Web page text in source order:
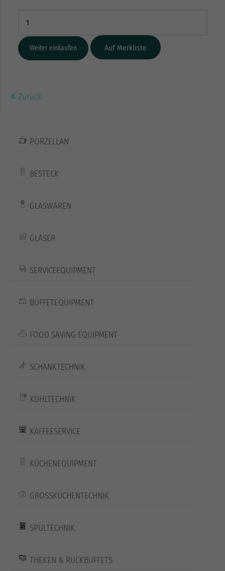
Weiter einkaufen
Zurück
PORZELLAN
BESTECK
GLASWAREN
GLÄSER
SERVICEEQUIPMENT
BUFFETEQUIPMENT
FOOD SAVING EQUIPMENT
SCHANKTECHNIK
KÜHLTECHNIK
KAFFEESERVICE
KÜCHENEQUIPMENT
GROSSKÜCHENTECHNIK
SPÜLTECHNIK
THEKEN & RÜCKBUFFETS